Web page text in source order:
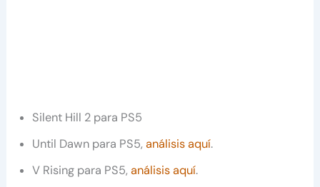
Silent Hill 2 para PS5
Until Dawn para PS5,análisis aquí.
V Rising para PS5,análisis aquí.